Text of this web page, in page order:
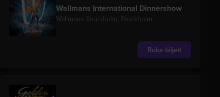
Wallmans International Dinnershow
Wallmans Stockholm, Stockholm
Boka biljett